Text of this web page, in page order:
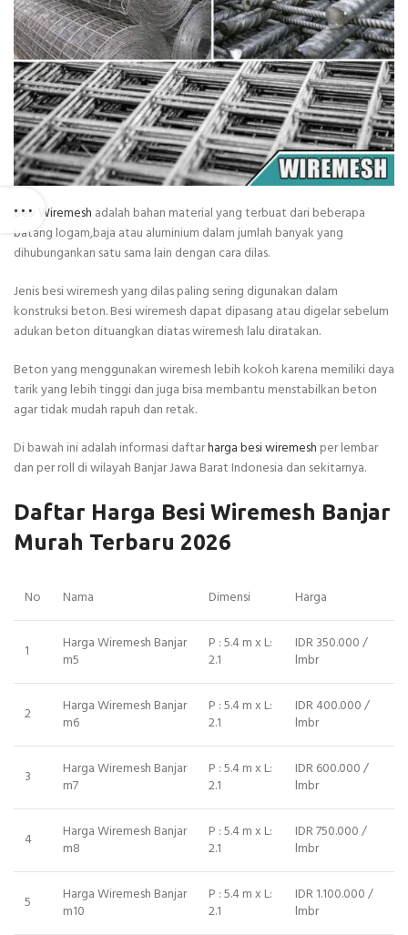
Besi Wiremesh adalah bahan material yang terbuat dari beberapa
batang logam,baja atau aluminium dalam jumlah banyak yang
dihubungankan satu sama lain dengan cara dilas.
Jenis besi wiremesh yang dilas paling sering digunakan dalam
konstruksi beton. Besi wiremesh dapat dipasang atau digelar sebelum
adukan beton dituangkan diatas wiremesh lalu diratakan.
Beton yang menggunakan wiremesh lebih kokoh karena memiliki daya
tarik yang lebih tinggi dan juga bisa membantu menstabilkan beton
agar tidak mudah rapuh dan retak.
Di bawah ini adalah informasi daftarharga besi wiremesh per lembar
dan per roll di wilayah Banjar Jawa Barat Indonesia dan sekitarnya.
Daftar Harga Besi Wiremesh Banjar
Murah Terbaru 2026
No Nama Dimensi Harga
1
Harga Wiremesh Banjar
m5
P : 5.4 m x L:
2.1
IDR 350.000 /
lmbr
2
Harga Wiremesh Banjar
m6
P : 5.4 m x L:
2.1
IDR 400.000 /
lmbr
3
Harga Wiremesh Banjar
m7
P : 5.4 m x L:
2.1
IDR 600.000 /
lmbr
4
Harga Wiremesh Banjar
m8
P : 5.4 m x L:
2.1
IDR 750.000 /
lmbr
5
Harga Wiremesh Banjar
m10
P : 5.4 m x L:
2.1
IDR 1.100.000 /
lmbr